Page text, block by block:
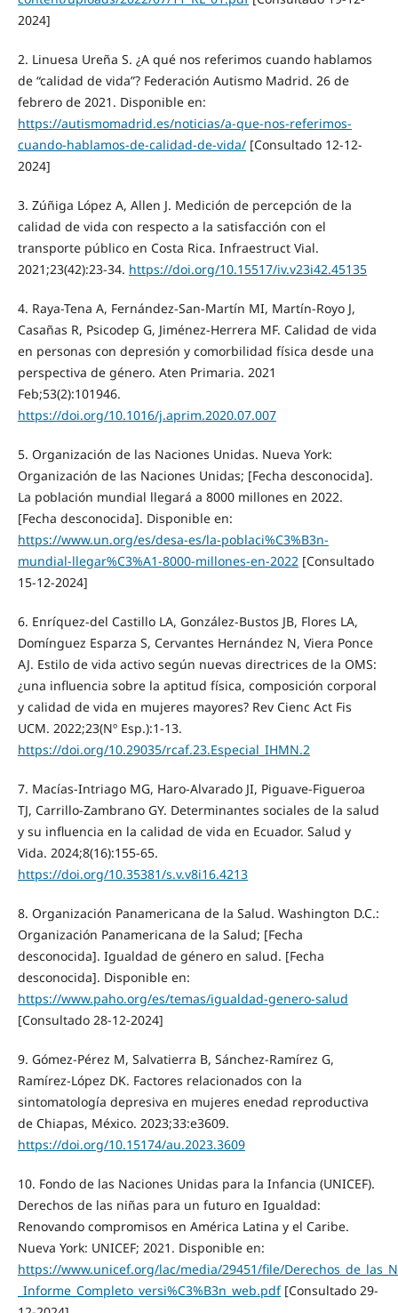
2024]
2. Linuesa Ureña S. ¿A qué nos referimos cuando hablamos
de “calidad de vida”? Federación Autismo Madrid. 26 de
febrero de 2021. Disponible en:
https://autismomadrid.es/noticias/a-que-nos-referimos-
cuando-hablamos-de-calidad-de-vida/[Consultado 12-12-
2024]
3. Zúñiga López A, Allen J. Medición de percepción de la
calidad de vida con respecto a la satisfacción con el
transporte público en Costa Rica. Infraestruct Vial.
2021;23(42):23-34. https://doi.org/10.15517/iv.v23i42.45135
4. Raya-Tena A, Fernández-San-Martín MI, Martín-Royo J,
Casañas R, Psicodep G, Jiménez-Herrera MF. Calidad de vida
en personas con depresión y comorbilidad física desde una
perspectiva de género. Aten Primaria. 2021
Feb;53(2):101946.
https://doi.org/10.1016/j.aprim.2020.07.007
5. Organización de las Naciones Unidas. Nueva York:
Organización de las Naciones Unidas; [Fecha desconocida].
La población mundial llegará a 8000 millones en 2022.
[Fecha desconocida]. Disponible en:
https://www.un.org/es/desa-es/la-poblaci%C3%B3n-
mundial-llegar%C3%A1-8000-millones-en-2022[Consultado
15-12-2024]
6. Enríquez-del Castillo LA, González-Bustos JB, Flores LA,
Domínguez Esparza S, Cervantes Hernández N, Viera Ponce
AJ. Estilo de vida activo según nuevas directrices de la OMS:
¿una influencia sobre la aptitud física, composición corporal
y calidad de vida en mujeres mayores? Rev Cienc Act Fis
UCM. 2022;23(Nº Esp.):1-13.
https://doi.org/10.29035/rcaf.23.Especial_IHMN.2
7. Macías-Intriago MG, Haro-Alvarado JI, Piguave-Figueroa
TJ, Carrillo-Zambrano GY. Determinantes sociales de la salud
y su influencia en la calidad de vida en Ecuador. Salud y
Vida. 2024;8(16):155-65.
https://doi.org/10.35381/s.v.v8i16.4213
8. Organización Panamericana de la Salud. Washington D.C.:
Organización Panamericana de la Salud; [Fecha
desconocida]. Igualdad de género en salud. [Fecha
desconocida]. Disponible en:
https://www.paho.org/es/temas/igualdad-genero-salud
[Consultado 28-12-2024]
9. Gómez-Pérez M, Salvatierra B, Sánchez-Ramírez G,
Ramírez-López DK. Factores relacionados con la
sintomatología depresiva en mujeres enedad reproductiva
de Chiapas, México. 2023;33:e3609.
https://doi.org/10.15174/au.2023.3609
10. Fondo de las Naciones Unidas para la Infancia (UNICEF).
Derechos de las niñas para un futuro en Igualdad:
Renovando compromisos en América Latina y el Caribe.
Nueva York: UNICEF; 2021. Disponible en:
https://www.unicef.org/lac/media/29451/file/
_Informe_Completo_versi%C3%B3n_web.pdf[Consultado 29-